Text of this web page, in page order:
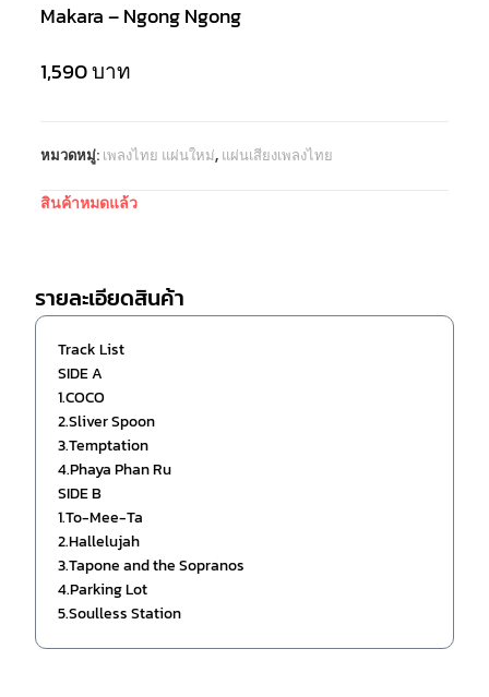
Makara – Ngong Ngong
1,590บาท
หมวดหมู่: เพลงไทย แผ่นใหม่, แผ่นเสียงเพลงไทย
สินค้าหมดแล้ว
รายละเอียดสินค้า
Track List
SIDE A
1.COCO
2.Sliver Spoon
3.Temptation
4.Phaya Phan Ru
SIDE B
1.To-Mee-Ta
2.Hallelujah
3.Tapone and the Sopranos
4.Parking Lot
5.Soulless Station